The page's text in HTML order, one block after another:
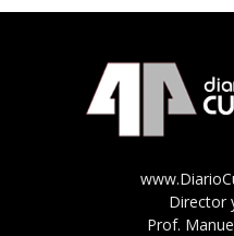
Director
Prof.